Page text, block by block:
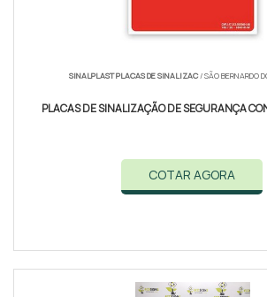
SINALPLAST PLACAS DE SINALIZAC/ SÃO BERNARDO
PLACAS DE SINALIZAÇÃO DE SEGURANÇA
COTAR AGORA